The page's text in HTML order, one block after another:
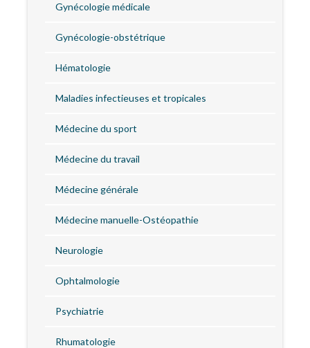
Gynécologie médicale
Gynécologie-obstétrique
Hématologie
Maladies infectieuses et tropicales
Médecine du sport
Médecine du travail
Médecine générale
Médecine manuelle-Ostéopathie
Neurologie
Ophtalmologie
Psychiatrie
Rhumatologie